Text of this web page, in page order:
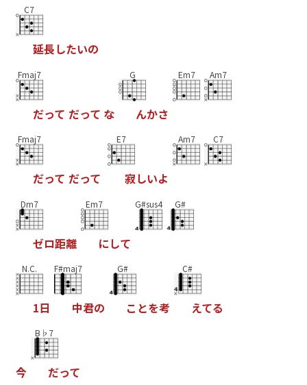
C7
延長したいの
Fmaj7
だって だって な
G
んかさ
Em7 Am7
Fmaj7
だって だって
E7
寂しいよ
Am7 C7
Dm7
ゼロ距離
Em7
にして
G#sus4 G#
N.C.
1日
F#maj7
中君の
G#
こ とを考
C#
えてる
今
B♭7
だって